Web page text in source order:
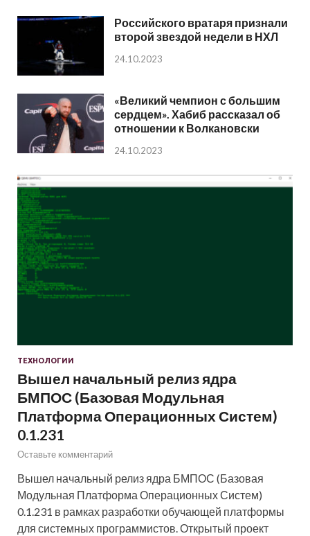
Российского вратаря признали
второй звездой недели в НХЛ
24.10.2023
«Великий чемпион с большим
сердцем». Хабиб рассказал об
отношении к Волкановски
24.10.2023
ТЕХНОЛОГИИ
Вышел начальный релиз ядра
БМПОС (Базовая Модульная
Платформа Операционных Систем)
0.1.231
Оставьте комментарий
Вышел начальный релиз ядра БМПОС (Базовая
Модульная Платформа Операционных Систем)
0.1.231 в рамках разработки обучающей платформы
для системных программистов. Открытый проект